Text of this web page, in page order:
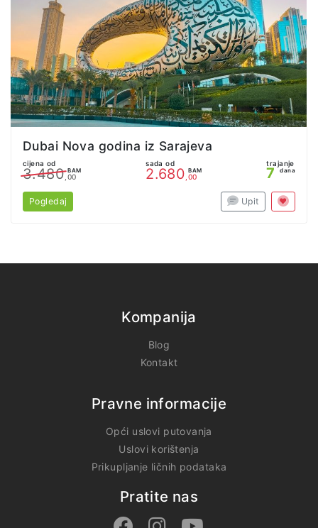
Dubai Nova godina iz Sarajeva
cijena od
3.480 BAM
,00
sada od
2.680 BAM
,00
trajanje
7 dana
Pogledaj Upit
Kompanija
Blog
Kontakt
Pravne informacije
Opći uslovi putovanja
Uslovi korištenja
Prikupljanje ličnih podataka
Pratite nas